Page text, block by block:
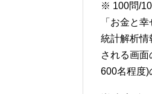
※ 100問/10
「お金と
統計解析情
される画
600名程度)